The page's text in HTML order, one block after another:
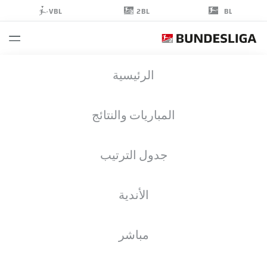
BL
2BL
VBL
الرئيسية
المباريات والنتائج
جدول الترتيب
الأندية
مباشر